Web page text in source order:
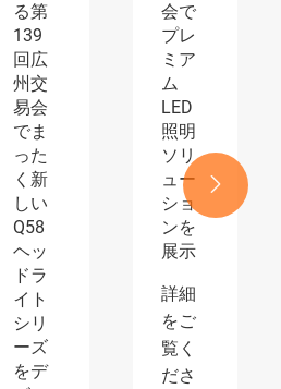
会で
プレ
ミア
ム
LED
照明
ソリ
ュー
ショ
ンを
展示
詳細
をご
覧く
ださ
ンプ
が自
動車
部品
展で
大好
評
詳細
をご
覧く
い >>
